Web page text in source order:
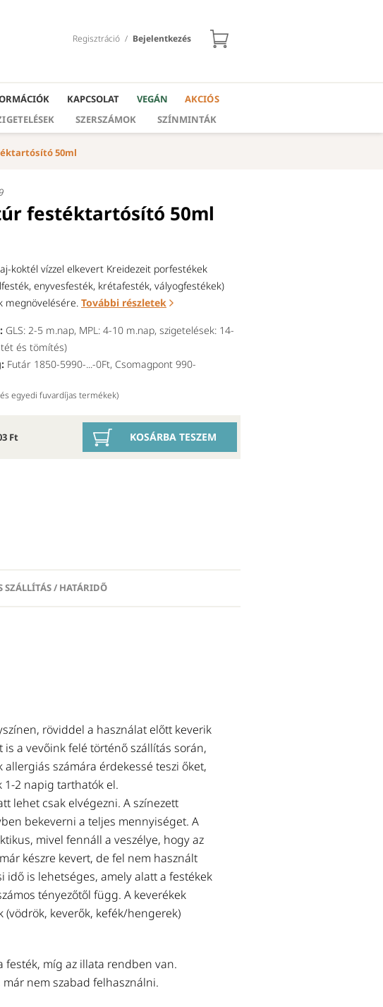
Bejelentkezés
/
Regisztráció
KAPCSOLAT VEGÁN
AKCIÓS
SZERSZÁMOK SZÍNMINTÁK
50ml
festéktartósító 50ml
koktél vízzel elkevert Kreidezeit porfestékek
enyvesfesték, krétafesték, vályogfestékek)
megnövelésére. További részletek
GLS: 2-5 m.nap, MPL: 4-10 m.nap, szigetelések: 14-
és tömítés)
Futár 1850-5990-...-0Ft, Csomagpont 990-
egyedi fuvardíjas termékek)
Ft KOSÁRBA TESZEM
SZÁLLÍTÁS / HATÁRIDŐ
röviddel a használat előtt keverik
is a vevőink felé történő szállítás során,
számára érdekessé teszi őket,
1-2 napig tarthatók el.
lehet csak elvégezni. A színezett
bekeverni a teljes mennyiséget. A
mivel fennáll a veszélye, hogy az
készre kevert, de fel nem használt
is lehetséges, amely alatt a festékek
tényezőtől függ. A keverékek
(vödrök, keverők, kefék/hengerek)
festék, míg az illata rendben van.
nem szabad felhasználni.